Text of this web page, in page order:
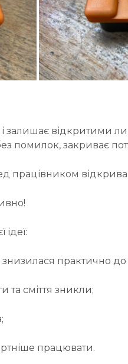
залишає відкритими
помилок, закриває
працівником
ідеї:
практично до
та сміття зникли;
працювати.